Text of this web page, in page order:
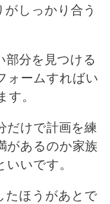
しっかり合う
部分を見つける
ォームすればい
。
だけで計画を練
があるのか家族
いです。
たほうがあとで